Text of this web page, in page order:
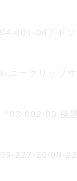
04-001-06アド
レニークリップ
『03-002-03 腱
09-227-20/09-